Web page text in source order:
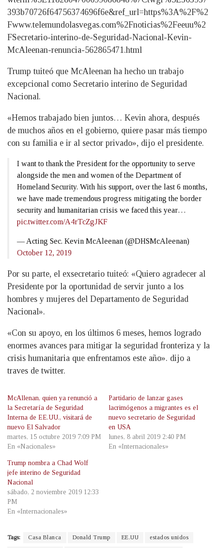
393b70726f64756374696f6e&ref_url=https%3A%2F%2
Fwww.telemundolasvegas.com%2Fnoticias%2Feeuu%2
FSecretario-interino-de-Seguridad-Nacional-Kevin-
McAleenan-renuncia-562865471.html
Trump tuiteó que McAleenan ha hecho un trabajo
excepcional como Secretario interino de Seguridad
Nacional.
«Hemos trabajado bien juntos… Kevin ahora, después
de muchos años en el gobierno, quiere pasar más tiempo
con su familia e ir al sector privado», dijo el presidente.
I want to thank the President for the opportunity to serve
alongside the men and women of the Department of
Homeland Security. With his support, over the last 6 months,
we have made tremendous progress mitigating the border
security and humanitarian crisis we faced this year…
pic.twitter.com/A4rTcZgJKF
— Acting Sec. Kevin McAleenan (@DHSMcAleenan)
October 12, 2019
Por su parte, el exsecretario tuiteó: «Quiero agradecer al
Presidente por la oportunidad de servir junto a los
hombres y mujeres del Departamento de Seguridad
Nacional».
«Con su apoyo, en los últimos 6 meses, hemos logrado
enormes avances para mitigar la seguridad fronteriza y la
crisis humanitaria que enfrentamos este año». dijo a
traves de twitter.
McAllenan, quien ya renunció a
la Secretaría de Seguridad
Interna de EE.UU., visitará de
nuevo El Salvador
martes, 15 octubre 2019 7:09 PM
En «Nacionales»
Partidario de lanzar gases
lacrimógenos a migrantes es el
nuevo secretario de Seguridad
en USA
lunes, 8 abril 2019 2:40 PM
En «Internacionales»
Trump nombra a Chad Wolf
jefe interino de Seguridad
Nacional
sábado, 2 noviembre 2019 12:33
PM
En «Internacionales»
Tags: Casa Blanca Donald Trump EE.UU estados unidos